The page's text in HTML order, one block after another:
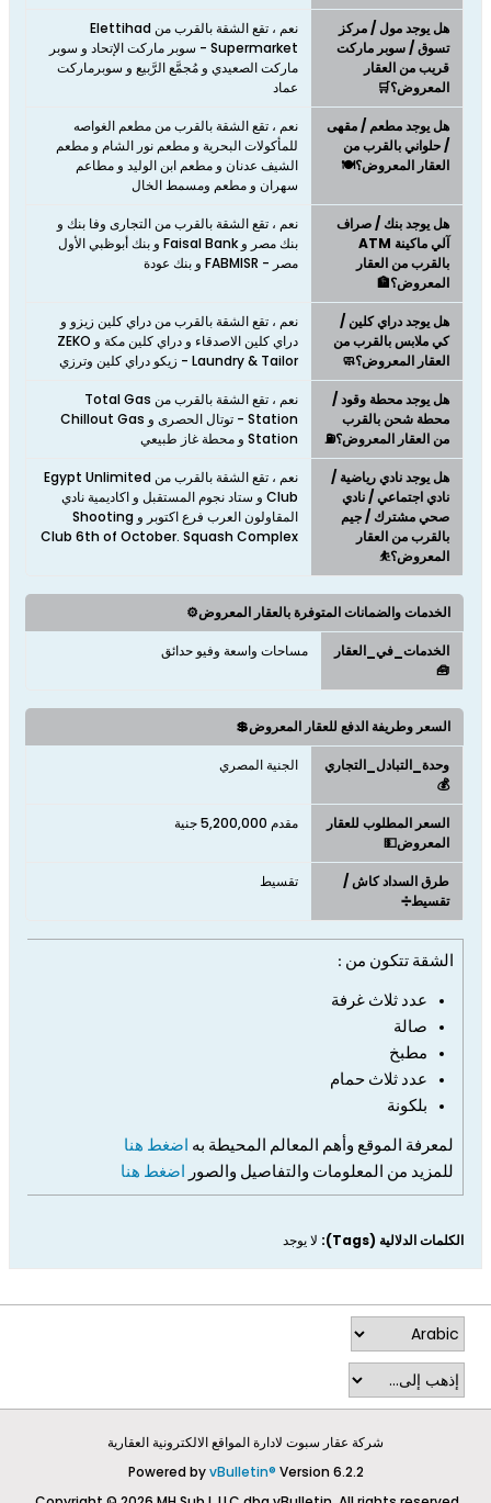
هل يوجد مول / مركز
تسوق / سوبر ماركت
قريب من العقار
المعروض؟🛒
نعم ، تقع الشقة بالقرب من Elettihad
Supermarket - سوبر ماركت الإتحاد و سوبر
ماركت الصعيدي و مُجمَّع الرَّبيع و سوبرماركت
عماد
هل يوجد مطعم / مقهى
/ حلواني بالقرب من
العقار المعروض؟🍽️
نعم ، تقع الشقة بالقرب من مطعم الغواصه
للمأكولات البحرية و مطعم نور الشام و مطعم
الشيف عدنان و مطعم ابن الوليد و مطاعم
سهران و مطعم ومسمط الخال
هل يوجد بنك / صراف
آلي ماكينة ATM
بالقرب من العقار
المعروض؟🏦
نعم ، تقع الشقة بالقرب من التجارى وفا بنك و
بنك مصر و Faisal Bank و بنك أبوظبي الأول
مصر - FABMISR و بنك عودة
هل يوجد دراي كلين /
كي ملابس بالقرب من
العقار المعروض؟🧼
نعم ، تقع الشقة بالقرب من دراي كلين زيزو و
دراي كلين الاصدقاء و دراي كلين مكة و ZEKO
Laundry & Tailor - زيكو دراي كلين وترزي
هل يوجد محطة وقود /
محطة شحن بالقرب
من العقار المعروض؟⛽
نعم ، تقع الشقة بالقرب من Total Gas
Station - توتال الحصرى و Chillout Gas
Station و محطة غاز طبيعي
هل يوجد نادي رياضية /
نادي اجتماعي / نادي
صحي مشترك / جيم
بالقرب من العقار
المعروض؟⛹
نعم ، تقع الشقة بالقرب من Egypt Unlimited
Club و ستاد نجوم المستقبل و اكاديمية نادي
المقاولون العرب فرع اكتوبر و Shooting
Club 6th of October. Squash Complex
الخدمات والضمانات المتوفرة بالعقار المعروض⚙️
الخدمات_في_العقار
🧰
مساحات واسعة وفيو حدائق
السعر وطريفة الدفع للعقار المعروض💲
وحدة_التبادل_التجاري
💰
الجنية المصري
السعر المطلوب للعقار
المعروض💵
مقدم 5,200,000 جنية
طرق السداد كاش /
تقسيط➗
تقسيط
الشقة تتكون من :
عدد ثلاث غرفة
صالة
مطبخ
عدد ثلاث حمام
بلكونة
لمعرفة الموقع وأهم المعالم المحيطة به اضغط هنا
للمزيد من المعلومات والتفاصيل والصور اضغط هنا
الكلمات الدلالية (Tags): لا يوجد
شركة عقار سبوت لادارة المواقع الالكترونية العقارية
Powered byvBulletin® Version 6.2.2